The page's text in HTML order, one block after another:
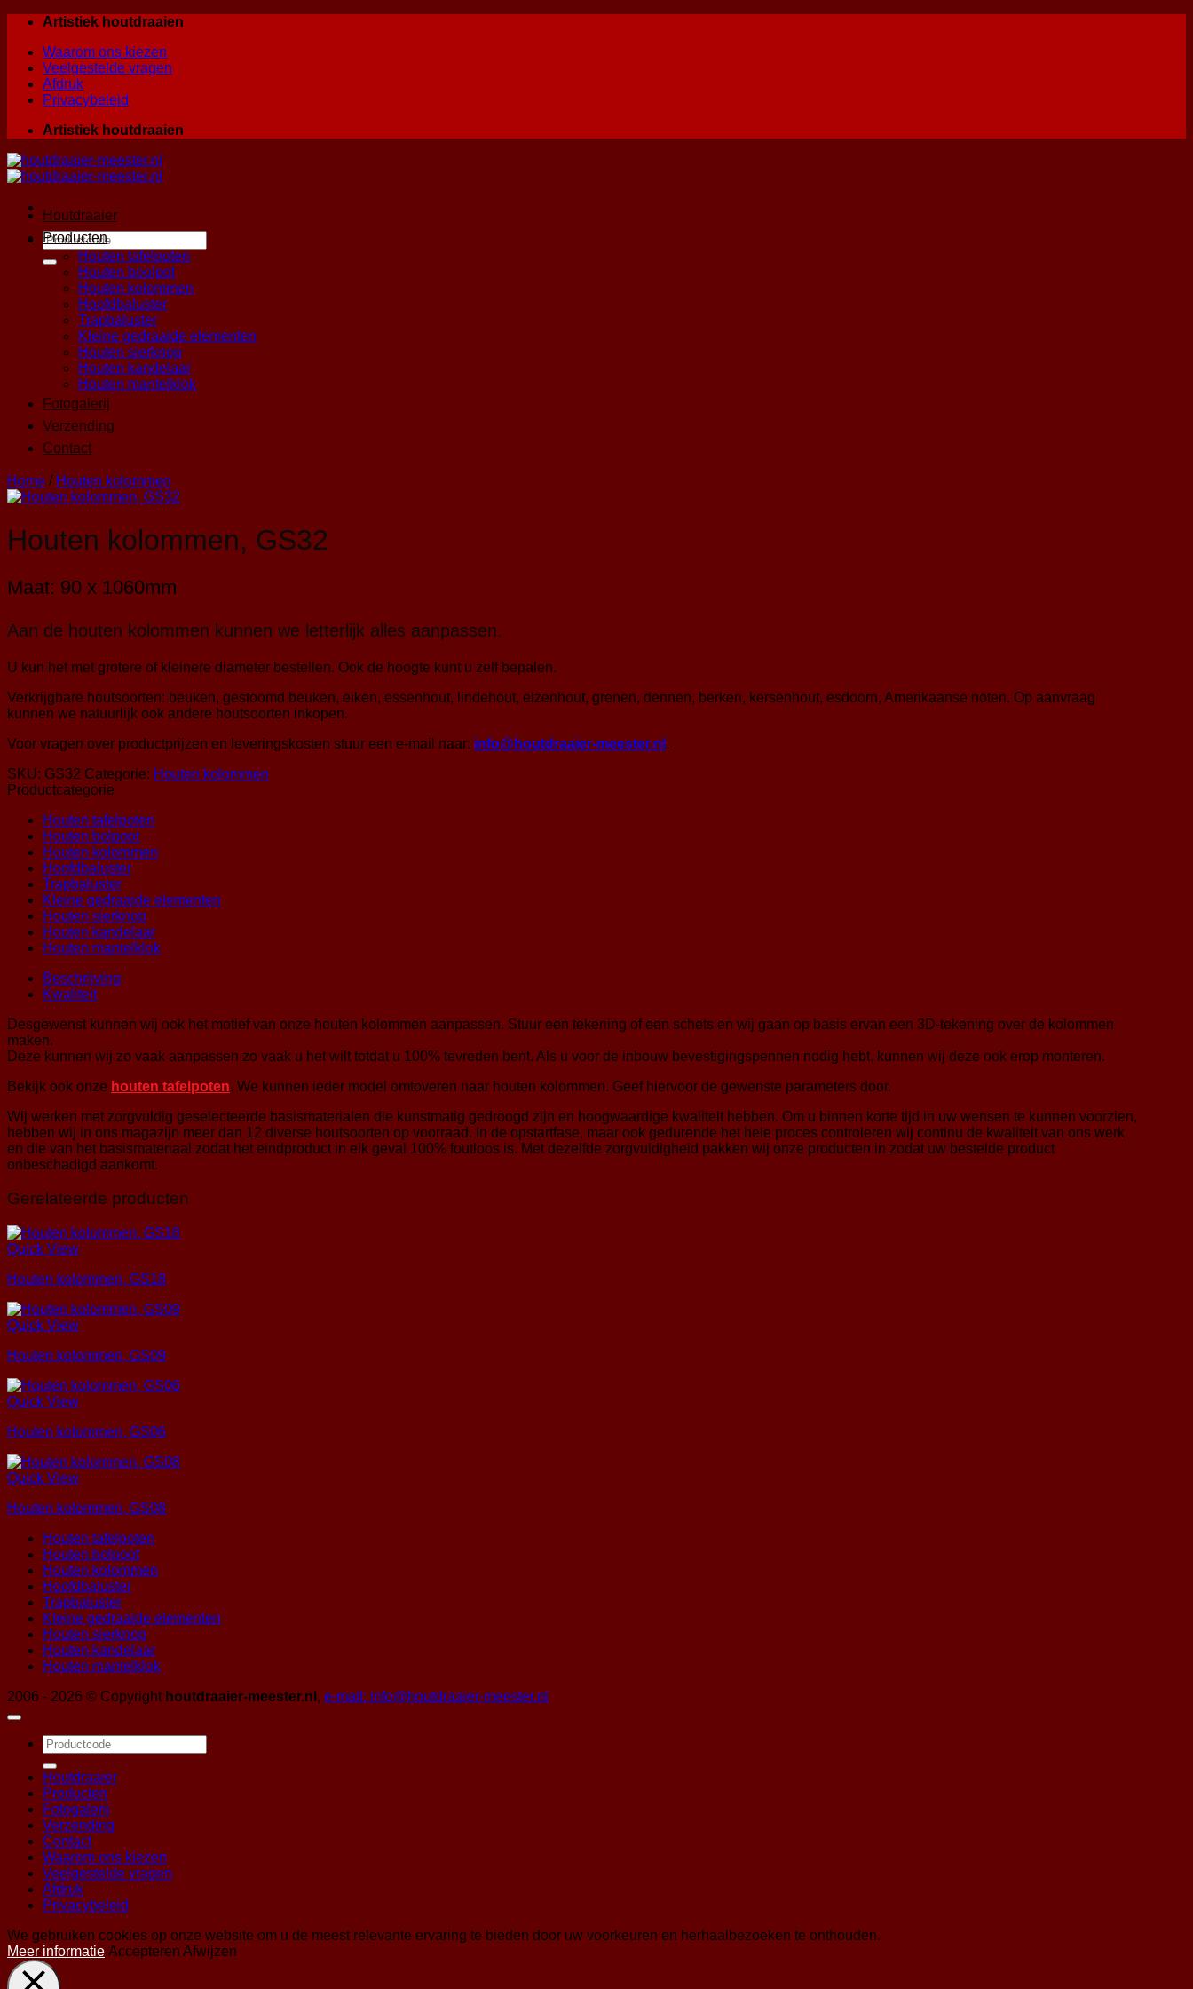
Skip
content
Artistiek houtdraaien
Waarom ons kiezen
Veelgestelde vragen
Afdruk
Privacybeleid
Artistiek houtdraaien
Zoeken
naar:
Houtdraaier
Producten
Houten tafelpoten
Houten boolpot
Houten kolommen
Hoofdbaluster
Trapbaluster
Kleine gedraaide elementen
Houten sierknop
Houten kandelaar
Houten mantelklok
Fotogalerij
Verzending
Contact
Home / Houten kolommen
Houten kolommen, GS32
Maat: 90 x 1060mm
Aan de houten kolommen kunnen we letterlijk alles aanpassen.
U kun het met grotere of kleinere diameter bestellen. Ook de hoogte kunt u zelf bepalen.
Verkrijgbare houtsoorten: beuken, gestoomd beuken, eiken, essenhout, lindehout, elzenhout, grenen, dennen, berken, kersenhout, esdoorn, Amerikaanse noten. Op aanvraag
kunnen we natuurlijk ook andere houtsoorten inkopen.
Voor vragen over productprijzen en leveringskosten stuur een e-mail naar: info@houtdraaier-meester.nl .
SKU: GS32 Categorie: Houten kolommen
Productcategorie
Houten tafelpoten
Houten bolpoot
Houten kolommen
Hoofdbaluster
Trapbaluster
Kleine gedraaide elementen
Houten sierknop
Houten kandelaar
Houten mantelklok
Beschrijving
Kwaliteit
Desgewenst kunnen wij ook het motief van onze houten kolommen aanpassen. Stuur een tekening of een schets en wij gaan op basis ervan een 3D-tekening over de kolommen
maken.
Deze kunnen wij zo vaak aanpassen zo vaak u het wilt totdat u 100% tevreden bent. Als u voor de inbouw bevestigingspennen nodig hebt, kunnen wij deze ook erop monteren.
Bekijk ook onze houten tafelpoten. We kunnen ieder model omtoveren naar houten kolommen. Geef hiervoor de gewenste parameters door.
Wij werken met zorgvuldig geselecteerde basismaterialen die kunstmatig gedroogd zijn en hoogwaardige kwaliteit hebben. Om u binnen korte tijd in uw wensen te kunnen voorzien,
hebben wij in ons magazijn meer dan 12 diverse houtsoorten op voorraad. In de opstartfase, maar ook gedurende het hele proces controleren wij continu de kwaliteit van ons werk
en die van het basismateriaal zodat het eindproduct in elk geval 100% foutloos is. Met dezelfde zorgvuldigheid pakken wij onze producten in zodat uw bestelde product
onbeschadigd aankomt.
Gerelateerde producten
Quick View
Houten kolommen, GS18
Quick View
Houten kolommen, GS09
Quick View
Houten kolommen, GS06
Quick View
Houten kolommen, GS08
Houten tafelpoten
Houten bolpoot
Houten kolommen
Hoofdbaluster
Trapbaluster
Kleine gedraaide elementen
Houten sierknop
Houten kandelaar
Houten mantelklok
2006 - 2026 © Copyright houtdraaier-meester.nl , e-mail: info@houtdraaier-meester.nl
Zoeken
naar:
Houtdraaier
Producten
Fotogalerij
Verzending
Contact
Waarom ons kiezen
Veelgestelde vragen
Afdruk
Privacybeleid
We gebruiken cookies op onze website om u de meest relevante ervaring te bieden door uw voorkeuren en herhaalbezoeken te onthouden.
Meer informatie Accepteren Afwijzen